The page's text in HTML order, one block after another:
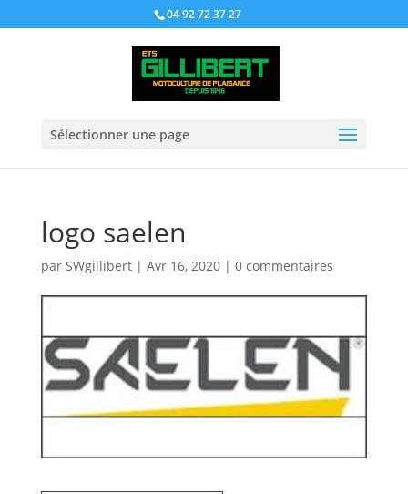
04 92 72 37 27
Sélectionner une page
logo saelen
par SWgillibert| Avr 16, 2020| 0 commentaires